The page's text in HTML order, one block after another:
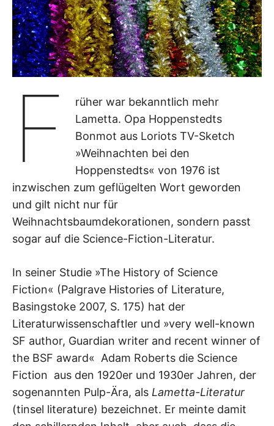
F
rüher war bekanntlich mehr
Lametta. Opa Hoppenstedts
Bonmot aus Loriots TV-Sketch
»Weihnachten bei den
Hoppenstedts« von 1976 ist
inzwischen zum geflügelten Wort geworden
und gilt nicht nur für
Weihnachtsbaumdekorationen, sondern passt
sogar auf die Science-Fiction-Literatur.
In seiner Studie »The History of Science
Fiction« (Palgrave Histories of Literature,
Basingstoke 2007, S. 175) hat der
Literaturwissenschaftler und »very well-known
SF author, Guardian writer and recent winner of
the BSF award« Adam Roberts die Science
Fiction aus den 1920er und 1930er Jahren, der
sogenannten Pulp-Ära, als Lametta-Literatur
(tinsel literature) bezeichnet. Er meinte damit